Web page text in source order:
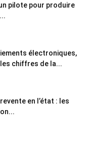
pilote pour produire
électroniques,
chiffres de la...
en l’état : les